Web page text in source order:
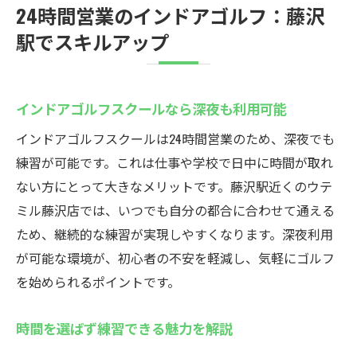
24時間営業のインドアゴルフ：藤沢
駅でスキルアップ
インドアゴルフスクールなら深夜も利用可能
インドアゴルフスクールは24時間営業のため、深夜でも
練習が可能です。これは仕事や学校で日中に時間が取れ
ない方にとって大きなメリットです。藤沢駅近くのウテ
ミル藤沢店では、いつでも自分の都合に合わせて通える
ため、継続的な練習が実現しやすくなります。深夜利用
が可能な環境が、初心者の不安を軽減し、気軽にゴルフ
を始められるポイントです。
時間を選ばず練習できる魅力を解説